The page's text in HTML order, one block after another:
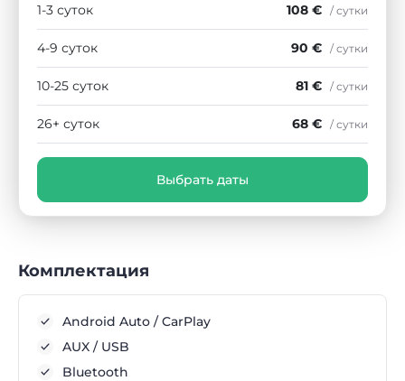
1-3 суток 108 € / сутки
4-9 суток 90 € / сутки
10-25 суток 81 € / сутки
26+ суток 68 € / сутки
Выбрать даты
Комплектация
Android Auto / CarPlay
AUX / USB
Bluetooth